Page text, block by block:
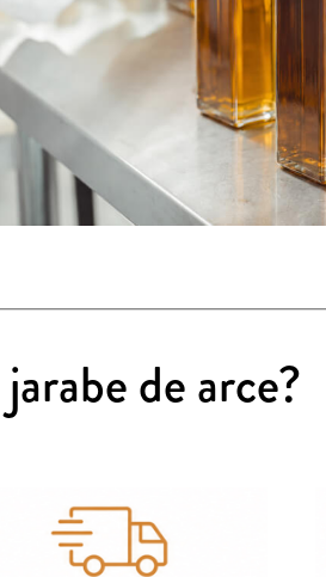
de arce?